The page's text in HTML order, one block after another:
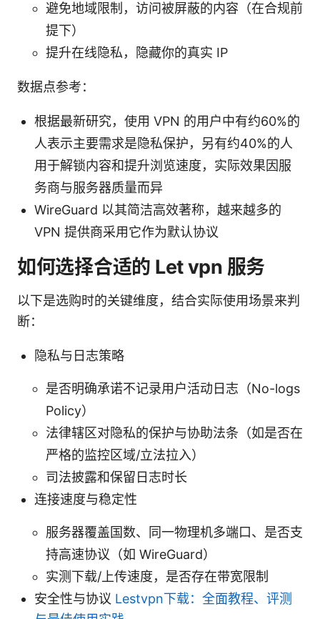
避免地域限制，访问被屏蔽的内容（在合规前
提下）
提升在线隐私，隐藏你的真实 IP
数据点参考：
根据最新研究，使用 VPN 的用户中有约60%的
人表示主要需求是隐私保护，另有约40%的人
用于解锁内容和提升浏览速度，实际效果因服
务商与服务器质量而异
WireGuard 以其简洁高效著称，越来越多的
VPN 提供商采用它作为默认协议
如何选择合适的 Let vpn 服务
以下是选购时的关键维度，结合实际使用场景来判
断：
隐私与日志策略
是否明确承诺不记录用户活动日志（No-logs
Policy）
法律辖区对隐私的保护与协助法条（如是否在
严格的监控区域/立法拉入）
司法披露和保留日志时长
连接速度与稳定性
服务器覆盖国数、同一物理机多端口、是否支
持高速协议（如 WireGuard）
实测下载/上传速度，是否存在带宽限制
安全性与协议 Lestvpn下载：全面教程、评测